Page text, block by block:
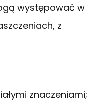
występować w
z
znaczeniami;